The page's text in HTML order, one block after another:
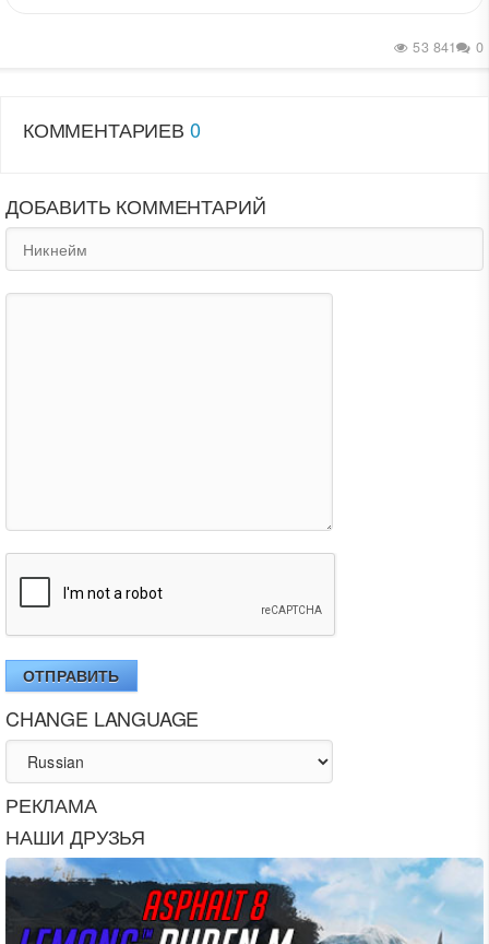
0
53 841
КОММЕНТАРИЕВ 0
ДОБАВИТЬ КОММЕНТАРИЙ
ОТПРАВИТЬ
CHANGE LANGUAGE
РЕКЛАМА
НАШИ ДРУЗЬЯ